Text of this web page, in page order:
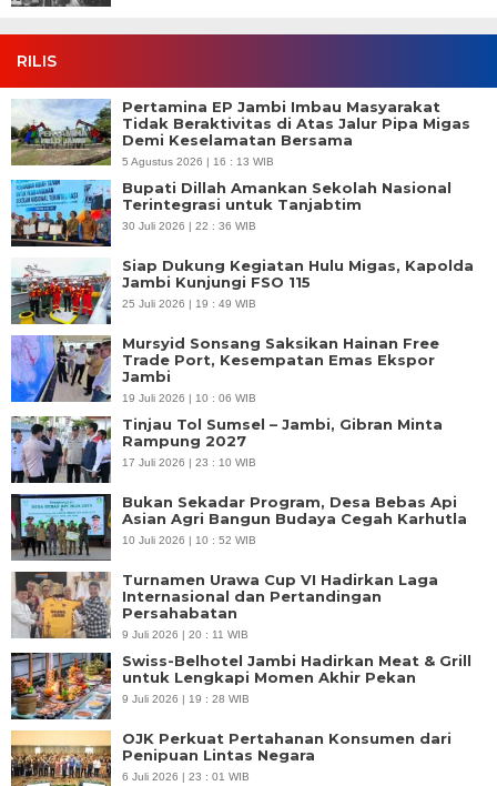
RILIS
Pertamina EP Jambi Imbau Masyarakat
Tidak Beraktivitas di Atas Jalur Pipa Migas
Demi Keselamatan Bersama
5 Agustus 2026 | 16 : 13 WIB
Bupati Dillah Amankan Sekolah Nasional
Terintegrasi untuk Tanjabtim
30 Juli 2026 | 22 : 36 WIB
Siap Dukung Kegiatan Hulu Migas, Kapolda
Jambi Kunjungi FSO 115
25 Juli 2026 | 19 : 49 WIB
Mursyid Sonsang Saksikan Hainan Free
Trade Port, Kesempatan Emas Ekspor
Jambi
19 Juli 2026 | 10 : 06 WIB
Tinjau Tol Sumsel – Jambi, Gibran Minta
Rampung 2027
17 Juli 2026 | 23 : 10 WIB
Bukan Sekadar Program, Desa Bebas Api
Asian Agri Bangun Budaya Cegah Karhutla
10 Juli 2026 | 10 : 52 WIB
Turnamen Urawa Cup VI Hadirkan Laga
Internasional dan Pertandingan
Persahabatan
9 Juli 2026 | 20 : 11 WIB
Swiss-Belhotel Jambi Hadirkan Meat & Grill
untuk Lengkapi Momen Akhir Pekan
9 Juli 2026 | 19 : 28 WIB
OJK Perkuat Pertahanan Konsumen dari
Penipuan Lintas Negara
6 Juli 2026 | 23 : 01 WIB